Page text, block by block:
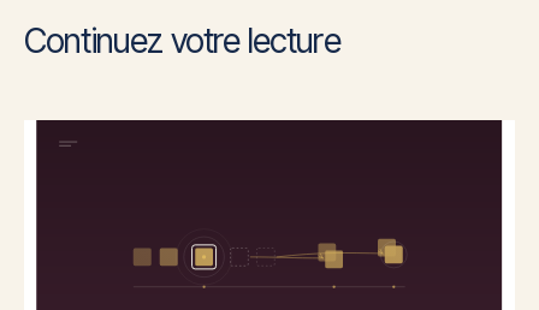
Continuez votre lecture